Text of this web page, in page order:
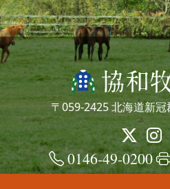
〒059-2425 北海道新
0146-49-0200